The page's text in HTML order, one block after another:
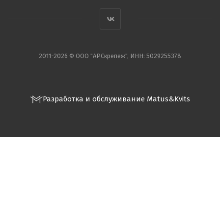
2011-2026 © ООО "АРСкрепеж", ИНН: 5029255378
Разработка и обслуживание Matus&Kvits